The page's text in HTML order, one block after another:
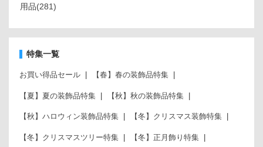
用品(281)
特集一覧
お買い得品セール 【春】春の装飾品特集
【夏】夏の装飾品特集 【秋】秋の装飾品特集
【秋】ハロウィン装飾品特集 【冬】クリスマス装飾特集
【冬】クリスマスツリー特集 【冬】正月飾り特集